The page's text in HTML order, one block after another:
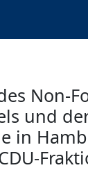
Non-
und
in